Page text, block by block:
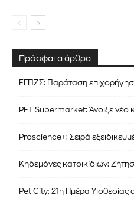
Πρόσφατα άρθρα
ΕΓΠΖΣ: Παράταση
PET Supermarket: Άνοιξε
Proscience+: Σειρά
Κηδεμόνες κατοικίδιων:
Pet City: 21η Ημέρα